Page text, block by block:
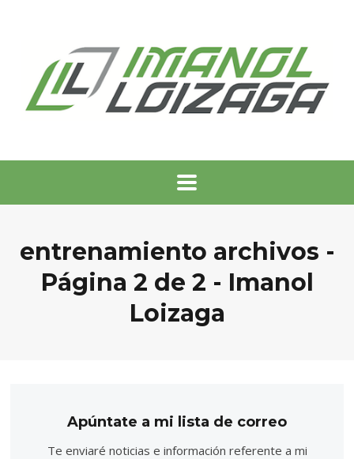
entrenamiento archivos -
Página 2 de 2 - Imanol
Loizaga
Apúntate a mi lista de correo
Te enviaré noticias e información referente a mi